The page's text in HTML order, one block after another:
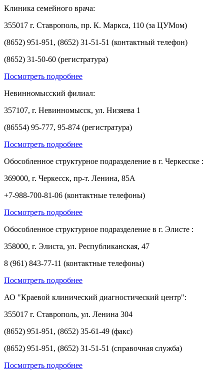
Клиника семейного врача:
355017 г. Ставрополь, пр. К. Маркса, 110 (за ЦУМом)
(8652) 951-951, (8652) 31-51-51 (контактный телефон)
(8652) 31-50-60 (регистратура)
Посмотреть подробнее
Невинномысский филиал:
357107, г. Невинномысск, ул. Низяева 1
(86554) 95-777, 95-874 (регистратура)
Посмотреть подробнее
Обособленное структурное подразделение в г. Черкесске :
369000, г. Черкесск, пр-т. Ленина, 85А
+7-988-700-81-06 (контактные телефоны)
Посмотреть подробнее
Обособленное структурное подразделение в г. Элисте :
358000, г. Элиста, ул. Республиканская, 47
8 (961) 843-77-11 (контактные телефоны)
Посмотреть подробнее
АО "Краевой клинический диагностический центр":
355017 г. Ставрополь, ул. Ленина 304
(8652) 951-951, (8652) 35-61-49 (факс)
(8652) 951-951, (8652) 31-51-51 (справочная служба)
Посмотреть подробнее